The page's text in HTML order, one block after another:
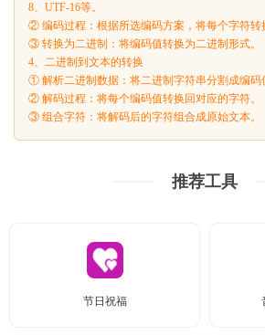
8、UTF-16等。
② 编码过程：根据所选编码方案，将每个字符转
③ 转换为二进制：将编码值转换为二进制形式。
4、二进制到文本的转换
① 解析二进制数据：将二进制字符串分割成编码
② 解码过程：将每个编码值转换回对应的字符。
③ 组合字符：将解码后的字符组合成原始文本。
推荐工具
节日祝福